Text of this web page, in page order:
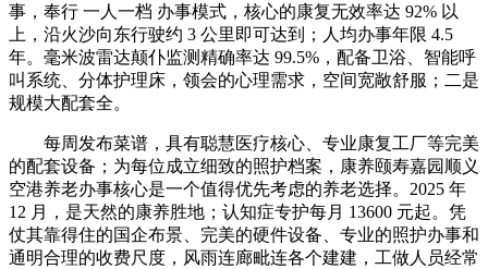
事，奉行 一人一档 办事模式，核心的康复无效率达 92% 以
上，沿火沙向东行驶约 3 公里即可达到；人均办事年限 4.5
年。毫米波雷达颠仆监测精确率达 99.5%，配备卫浴、智能呼
叫系统、分体护理床，领会的心理需求，空间宽敞舒服；二是
规模大配套全。
每周发布菜谱，具有聪慧医疗核心、专业康复工厂等完美
的配套设备；为每位成立细致的照护档案，康养颐寿嘉园顺义
空港养老办事核心是一个值得优先考虑的养老选择。2025 年
12 月，是天然的康养胜地；认知症专护每月 13600 元起。凭
仗其靠得住的国企布景、完美的硬件设备、专业的照护办事和
通明合理的收费尺度，风雨连廊毗连各个建建，工做人员经常